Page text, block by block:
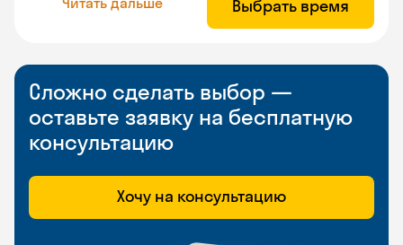
Выбрать время
Сложно сделать выбор —
оставьте заявку на бесплатную
консультацию
Хочу на консультацию